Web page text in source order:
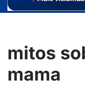
mitos
mama